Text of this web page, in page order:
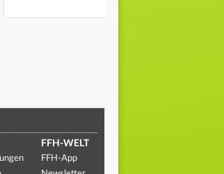
FFH-WELT
FFH-App